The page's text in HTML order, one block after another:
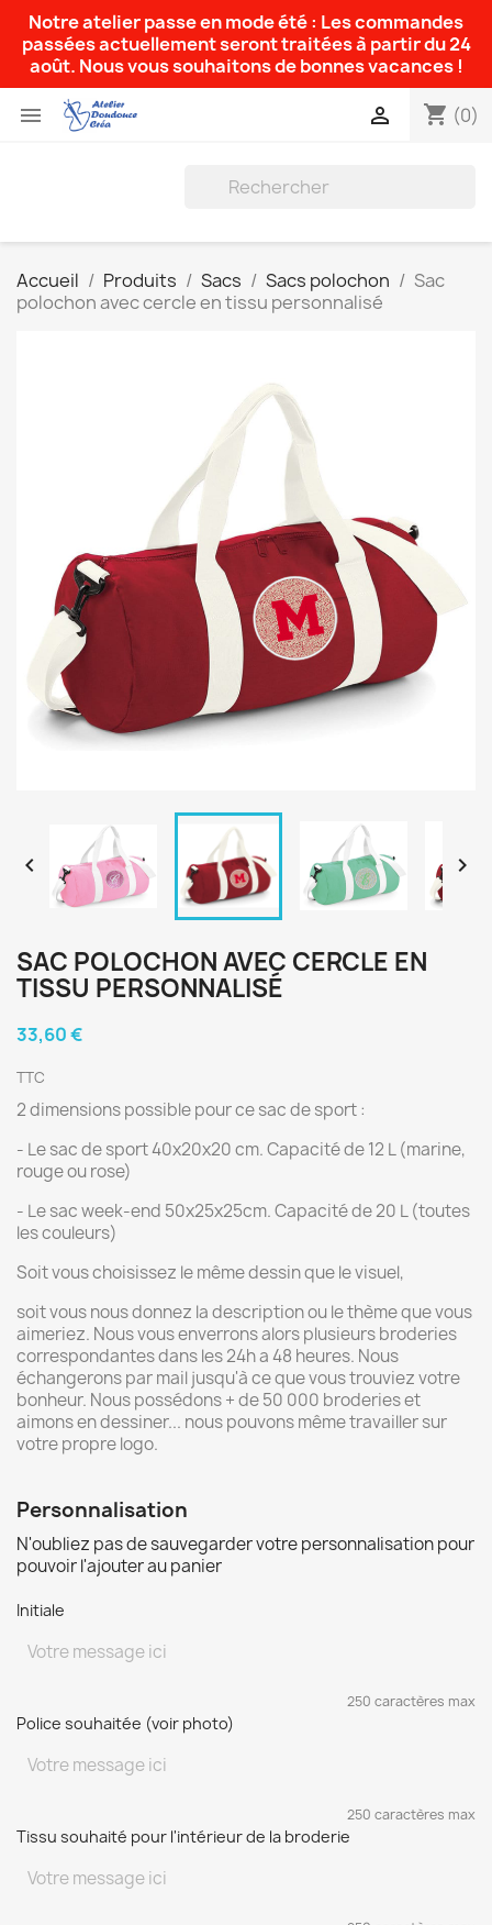
Notre atelier passe en mode été : Les commandes
passées actuellement seront traitées à partir du 24
août. Nous vous souhaitons de bonnes vacances !
 shopping_cart (0)

Accueil Produits Sacs Sacs polochon
Sac
polochon avec cercle en tissu personnalisé
 
SAC POLOCHON AVEC CERCLE EN
TISSU PERSONNALISÉ
33,60 €
TTC
2 dimensions possible pour ce sac de sport :
- Le sac de sport 40x20x20 cm. Capacité de 12 L (marine,
rouge ou rose)
- Le sac week-end 50x25x25cm. Capacité de 20 L (toutes
les couleurs)
Soit vous choisissez le même dessin que le visuel,
soit vous nous donnez la description ou le thème que vous
aimeriez. Nous vous enverrons alors plusieurs broderies
correspondantes dans les 24h a 48 heures. Nous
échangerons par mail jusqu'à ce que vous trouviez votre
bonheur. Nous possédons + de 50 000 broderies et
aimons en dessiner... nous pouvons même travailler sur
votre propre logo.
Personnalisation
N'oubliez pas de sauvegarder votre personnalisation pour
pouvoir l'ajouter au panier
Initiale
250 caractères max
Police souhaitée (voir photo)
250 caractères max
Tissu souhaité pour l'intérieur de la broderie